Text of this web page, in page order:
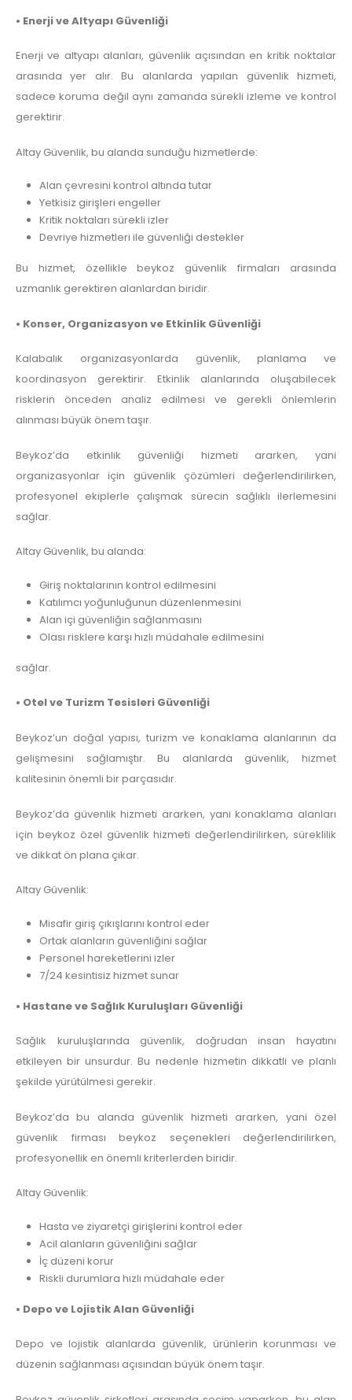
• Enerji ve Altyapı Güvenliği
Enerji ve altyapı alanları, güvenlik açısından en kritik noktalar
arasında yer alır. Bu alanlarda yapılan güvenlik hizmeti,
sadece koruma değil aynı zamanda sürekli izleme ve kontrol
gerektirir.
Altay Güvenlik, bu alanda sunduğu hizmetlerde:
Alan çevresini kontrol altında tutar
Yetkisiz girişleri engeller
Kritik noktaları sürekli izler
Devriye hizmetleri ile güvenliği destekler
Bu hizmet, özellikle beykoz güvenlik firmaları arasında
uzmanlık gerektiren alanlardan biridir.
• Konser, Organizasyon ve Etkinlik Güvenliği
Kalabalık organizasyonlarda güvenlik, planlama ve
koordinasyon gerektirir. Etkinlik alanlarında oluşabilecek
risklerin önceden analiz edilmesi ve gerekli önlemlerin
alınması büyük önem taşır.
Beykoz’da etkinlik güvenliği hizmeti ararken, yani
organizasyonlar için güvenlik çözümleri değerlendirilirken,
profesyonel ekiplerle çalışmak sürecin sağlıklı ilerlemesini
sağlar.
Altay Güvenlik, bu alanda:
Giriş noktalarının kontrol edilmesini
Katılımcı yoğunluğunun düzenlenmesini
Alan içi güvenliğin sağlanmasını
Olası risklere karşı hızlı müdahale edilmesini
sağlar.
• Otel ve Turizm Tesisleri Güvenliği
Beykoz’un doğal yapısı, turizm ve konaklama alanlarının da
gelişmesini sağlamıştır. Bu alanlarda güvenlik, hizmet
kalitesinin önemli bir parçasıdır.
Beykoz’da güvenlik hizmeti ararken, yani konaklama alanları
için beykoz özel güvenlik hizmeti değerlendirilirken, süreklilik
ve dikkat ön plana çıkar.
Altay Güvenlik:
Misafir giriş çıkışlarını kontrol eder
Ortak alanların güvenliğini sağlar
Personel hareketlerini izler
7/24 kesintisiz hizmet sunar
• Hastane ve Sağlık Kuruluşları Güvenliği
Sağlık kuruluşlarında güvenlik, doğrudan insan hayatını
etkileyen bir unsurdur. Bu nedenle hizmetin dikkatli ve planlı
şekilde yürütülmesi gerekir.
Beykoz’da bu alanda güvenlik hizmeti ararken, yani özel
güvenlik firması beykoz seçenekleri değerlendirilirken,
profesyonellik en önemli kriterlerden biridir.
Altay Güvenlik:
Hasta ve ziyaretçi girişlerini kontrol eder
Acil alanların güvenliğini sağlar
İç düzeni korur
Riskli durumlara hızlı müdahale eder
• Depo ve Lojistik Alan Güvenliği
Depo ve lojistik alanlarda güvenlik, ürünlerin korunması ve
düzenin sağlanması açısından büyük önem taşır.